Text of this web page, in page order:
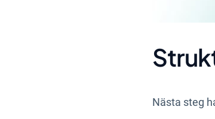
Nästa steg